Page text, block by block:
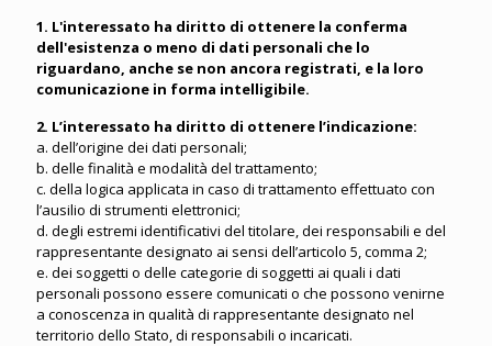
1. L'interessato ha diritto di ottenere la conferma
dell'esistenza o meno di dati personali che lo
riguardano, anche se non ancora registrati, e la loro
comunicazione in forma intelligibile.
2. L’interessato ha diritto di ottenere l’indicazione:
a. dell’origine dei dati personali;
b. delle finalità e modalità del trattamento;
c. della logica applicata in caso di trattamento effettuato con
l’ausilio di strumenti elettronici;
d. degli estremi identificativi del titolare, dei responsabili e del
rappresentante designato ai sensi dell’articolo 5, comma 2;
e. dei soggetti o delle categorie di soggetti ai quali i dati
personali possono essere comunicati o che possono venirne
a conoscenza in qualità di rappresentante designato nel
territorio dello Stato, di responsabili o incaricati.